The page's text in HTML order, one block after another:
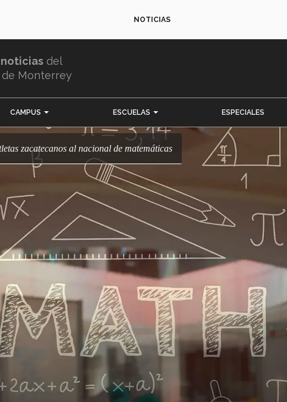
NOTICIAS
del
Monterrey
CAMPUS ESCUELAS ESPECIALES
zacatecanos al nacional de matemáticas